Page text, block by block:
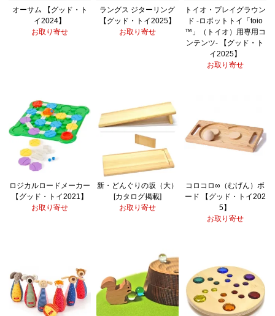
オーサム 【グッド・ト
イ2024】
お取り寄せ
ラングス ジターリング
【グッド・トイ2025】
お取り寄せ
トイオ・プレイグラウン
ド -ロボットトイ「toio
™」（トイオ）用専用コ
ンテンツ- 【グッド・ト
イ2025】
お取り寄せ
ロジカルロードメーカー
【グッド・トイ2021】
お取り寄せ
新・どんぐりの坂（大）
[カタログ掲載]
お取り寄せ
コロコロ∞（むげん）ボ
ード 【グッド・トイ202
5】
お取り寄せ